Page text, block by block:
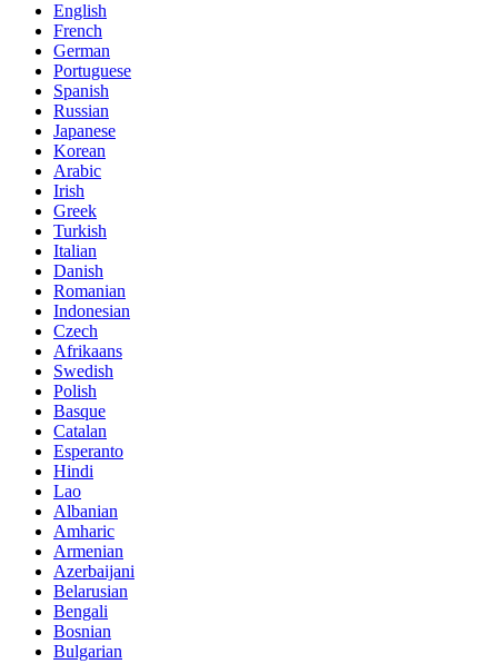
English
French
German
Portuguese
Spanish
Russian
Japanese
Korean
Arabic
Irish
Greek
Turkish
Italian
Danish
Romanian
Indonesian
Czech
Afrikaans
Swedish
Polish
Basque
Catalan
Esperanto
Hindi
Lao
Albanian
Amharic
Armenian
Azerbaijani
Belarusian
Bengali
Bosnian
Bulgarian